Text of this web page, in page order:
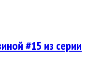
#15 из серии